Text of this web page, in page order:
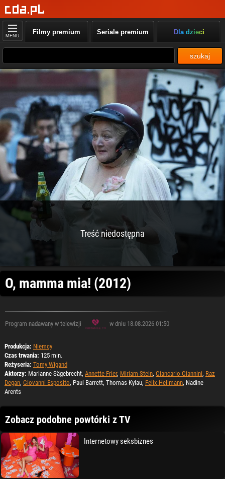
MENU Filmy premium Seriale premium Dla dzieci
szukaj
Treść niedostępna
O, mamma mia! (2012)
Program nadawany w telewizji w dniu 18.08.2026 01:50
Produkcja: Niemcy
Czas trwania: 125 min.
Reżyseria: Tomy Wigand
Aktorzy: Marianne Sägebrecht, Annette Frier, Miriam Stein, Giancarlo Giannini, Raz
Degan, Giovanni Esposito, Paul Barrett, Thomas Kylau, Felix Hellmann, Nadine
Arents
Zobacz podobne powtórki z TV
Internetowy seksbiznes